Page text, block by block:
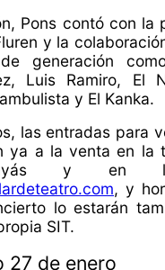
Pons contó con la
y la
generación
Luis Ramiro, El
y El Kanka.
las entradas para
ya a la venta en la
y en
, y
lo estarán
SIT.
27 de enero